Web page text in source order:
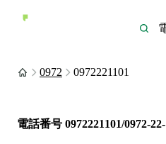
0972 0972221101
電話番号 0972221101/0972-